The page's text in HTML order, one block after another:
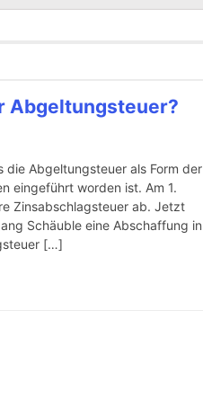
Abgeltungsteuer?
die Abgeltungsteuer als Form der
eingeführt worden ist. Am 1.
Zinsabschlagsteuer ab. Jetzt
Schäuble eine Abschaffung in
[…]